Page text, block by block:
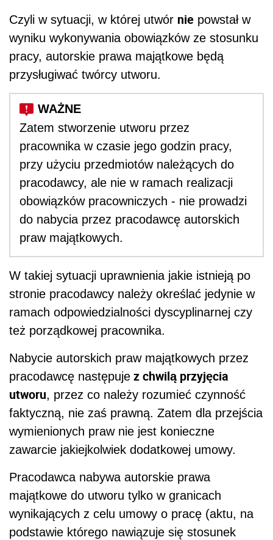
Czyli w sytuacji, w której utwór nie powstał w
wyniku wykonywania obowiązków ze stosunku
pracy, autorskie prawa majątkowe będą
przysługiwać twórcy utworu.
Zatem stworzenie utworu przez
pracownika w czasie jego godzin pracy,
przy użyciu przedmiotów należących do
pracodawcy, ale nie w ramach realizacji
obowiązków pracowniczych - nie prowadzi
do nabycia przez pracodawcę autorskich
praw majątkowych.
W takiej sytuacji uprawnienia jakie istnieją po
stronie pracodawcy należy określać jedynie w
ramach odpowiedzialności dyscyplinarnej czy
też porządkowej pracownika.
Nabycie autorskich praw majątkowych przez
pracodawcę następuje z chwilą przyjęcia
utworu, przez co należy rozumieć czynność
faktyczną, nie zaś prawną. Zatem dla przejścia
wymienionych praw nie jest konieczne
zawarcie jakiejkolwiek dodatkowej umowy.
Pracodawca nabywa autorskie prawa
majątkowe do utworu tylko w granicach
wynikających z celu umowy o pracę (aktu, na
podstawie którego nawiązuje się stosunek